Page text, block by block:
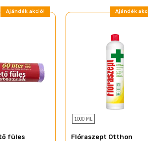
Ajándék akció!
füles
Ajándék
1000 ML
Flóraszept Otthon